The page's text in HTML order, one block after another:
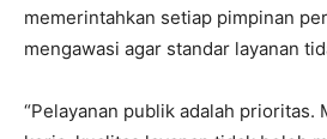
memerintahkan setiap pimpinan
mengawasi agar standar layanan
“Pelayanan publik adalah prioritas.